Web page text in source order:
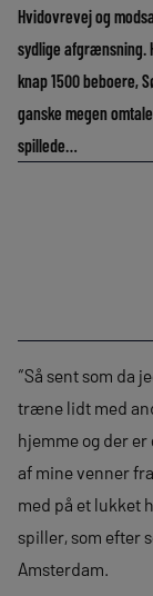
Hvidovrevej og
sydlige afgrænsning.
knap 1500 beboere,
ganske megen
spillede…
“Så sent som da
træne lidt med
hjemme og der
af mine venner
med på et lukket
spiller, som efter
Amsterdam.